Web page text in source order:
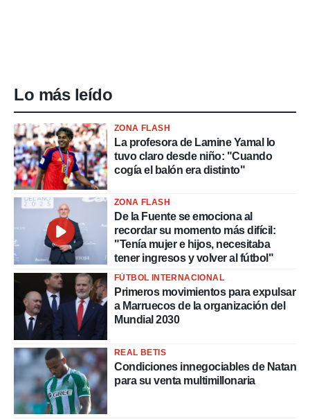
Lo más leído
ZONA FLASH
La profesora de Lamine Yamal lo
tuvo claro desde niño: "Cuando
cogía el balón era distinto"
ZONA FLASH
De la Fuente se emociona al
recordar su momento más difícil:
"Tenía mujer e hijos, necesitaba
tener ingresos y volver al fútbol"
FÚTBOL INTERNACIONAL
Primeros movimientos para expulsar
a Marruecos de la organización del
Mundial 2030
REAL BETIS
Condiciones innegociables de Natan
para su venta multimillonaria